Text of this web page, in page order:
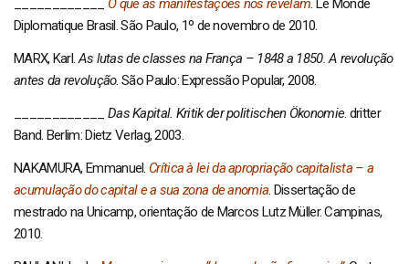
Diplomatique Brasil. São Paulo, 1º de novembro de 2010.
MARX, Karl. As lutas de classes na França – 1848 a 1850. A revolução
antes da revolução. São Paulo: Expressão Popular, 2008.
Das Kapital. Kritik der politischen Ökonomie. dritter
Band. Berlim: Dietz Verlag, 2003.
NAKAMURA, Emmanuel. Crítica à lei da apropriação capitalista – a
acumulação do capital e a sua zona de anomia . Dissertação de
mestrado na Unicamp, orientação de Marcos Lutz Müller. Campinas,
2010.